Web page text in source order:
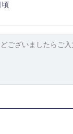
頃